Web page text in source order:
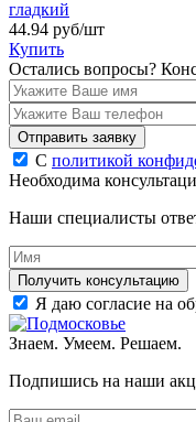
гладкий
44.94 руб/шт
Купить
Остались вопросы?
Отправить заявку
С политикой
Необходима
Наши специалисты
Получить консультацию
Я даю согласие на
Знаем. Умеем. Решаем.
Подпишись на наши